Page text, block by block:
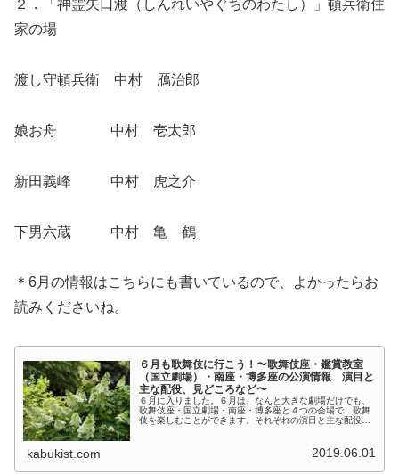
２．「神霊矢口渡（しんれいやぐちのわたし）」頓兵衛住
家の場
渡し守頓兵衛 中村 鴈治郎
娘お舟 中村 壱太郎
新田義峰 中村 虎之介
下男六蔵 中村 亀 鶴
＊6月の情報はこちらにも書いているので、よかったらお
読みくださいね。
６月も歌舞伎に行こう！〜歌舞伎座・鑑賞教室
（国立劇場）・南座・博多座の公演情報 演目と
主な配役、見どころなど〜
６月に入りました。６月は、なんと大きな劇場だけでも、
歌舞伎座・国立劇場・南座・博多座と４つの会場で、歌舞
伎を楽しむことができます。それぞれの演目と主な配役を
kabukist.com 2019.06.01